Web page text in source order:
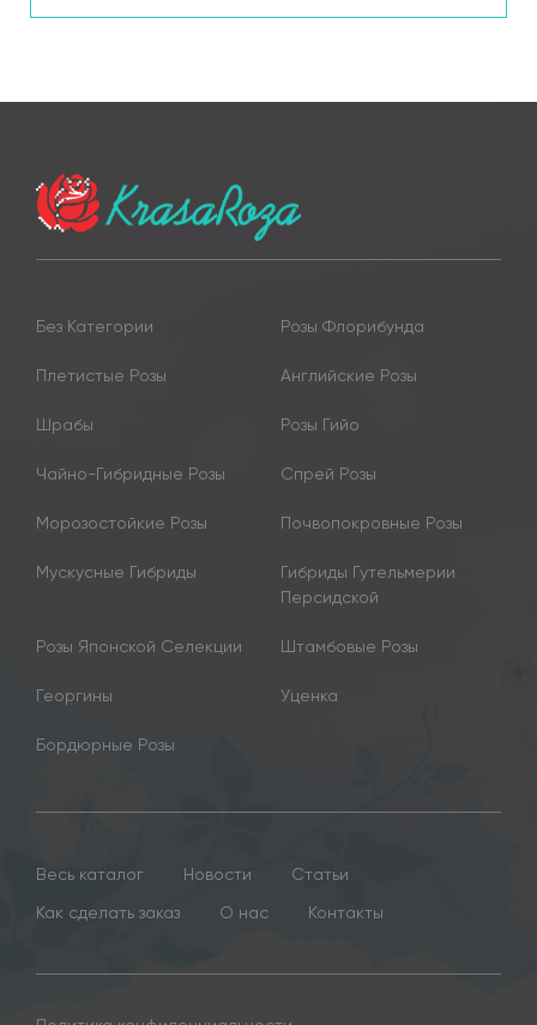
Без Категории Розы Флорибунда
Плетистые Розы Английские Розы
Шрабы Розы Гийо
Чайно-Гибридные Розы Спрей Розы
Морозостойкие Розы Почвопокровные Розы
Мускусные Гибриды
Гибриды Гутельмерии
Персидской
Розы Японской Селекции Штамбовые Розы
Георгины Уценка
Бордюрные Розы
Весь каталог Новости
Статьи
Как сделать заказ
О нас Контакты